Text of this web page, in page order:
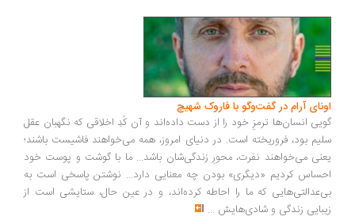
آرام در گفت‌وگو با فاروک شهیچ‭
انسان‌ها ترمزِ خود را از دست داده‌اند و آن کُدِ اخلاقی که نگهبان عقل
بود، فروریخته است. در دنیای امروز، همه می‌خواهند فاشیست باشند؛
می‌خواهند نفرت، محورِ زندگی‌شان باشد... ما با گوشت و پوست خود
کردیم «دیگری» بودن چه معنایی دارد... نوشتن پاسخی است به
که ما را احاطه کرده‌اند، و در عین حال، ستایشی است از
زندگی و شادی‌هایش...